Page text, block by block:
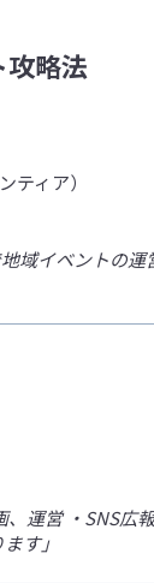
略法
ィア）
域イベントの
運営 ・SNS広
す」